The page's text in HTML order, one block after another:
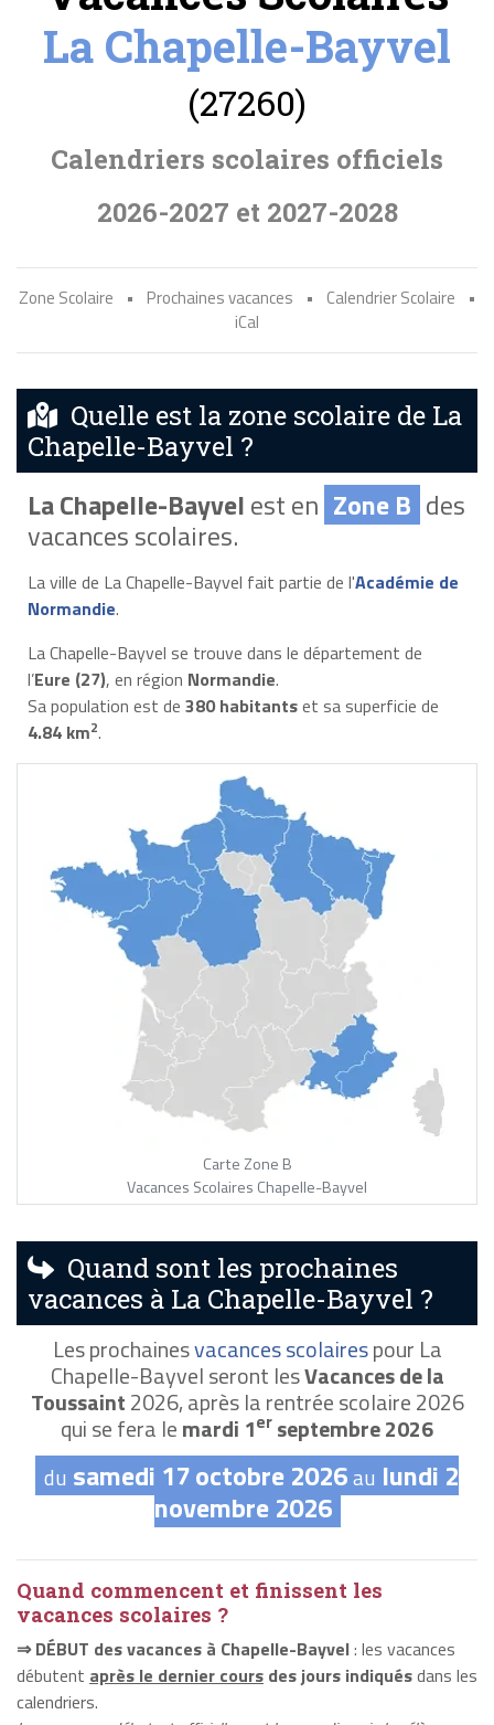
La Chapelle-Bayvel
(27260)
Calendriers scolaires officiels
2026-2027 et 2027-2028
Zone Scolaire • Prochaines vacances • Calendrier Scolaire
•
iCal
Quelle est la zone scolaire de La
Chapelle-Bayvel ?
La Chapelle-Bayvelest en Zone B des
vacances scolaires.
La ville de La Chapelle-Bayvel fait partie de l'Académie de
Normandie.
La Chapelle-Bayvel se trouve dans le département de
l’Eure (27), en région Normandie.
Sa population est de 380 habitantset sa superficie de
4.84 km2.
Carte Zone B
Vacances Scolaires Chapelle-Bayvel
Quand sont les prochaines
vacances à La Chapelle-Bayvel ?
Les prochainesvacances scolairespour La
Chapelle-Bayvel seront lesVacances de la
Toussaint2026, après la rentrée scolaire 2026
qui se fera lemardi 1er septembre 2026
du samedi 17 octobre 2026au lundi 2
novembre 2026
Quand commencent et finissent les
vacances scolaires ?
⇒ DÉBUT des vacances à Chapelle-Bayvel: les vacances
débutent après le dernier cours des jours indiquésdans les
calendriers.